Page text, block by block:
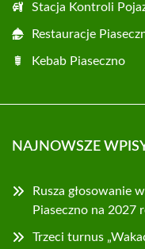
Stacja Kontroli
Restauracje
Kebab Piaseczno
NAJNOWSZE
Rusza głosowanie
Piaseczno na 2027
Trzeci turnus